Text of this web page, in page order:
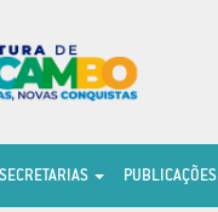
SECRETARIAS PUBLICAÇÕES